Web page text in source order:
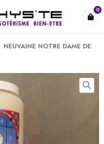
0
NEUVAINE NOTRE DAME DE